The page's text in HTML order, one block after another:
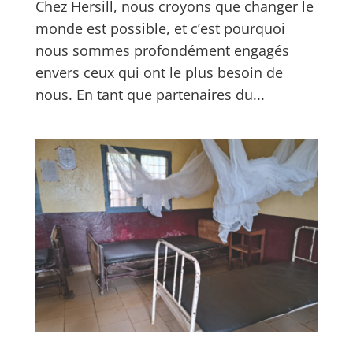
Chez Hersill, nous croyons que changer le
monde est possible, et c’est pourquoi
nous sommes profondément engagés
envers ceux qui ont le plus besoin de
nous. En tant que partenaires du...